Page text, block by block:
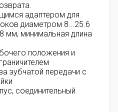
адаптером для
диаметром 8...25.6
мм, минимальная длина
положения и
зубчатой передачи с
соединительный